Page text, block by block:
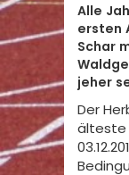
Alle
ersten
Schar
jeher
Der
älteste